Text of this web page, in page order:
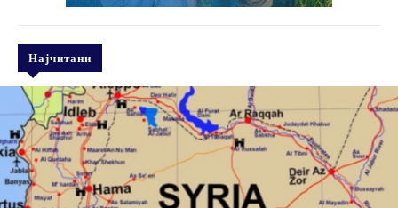
Најчитани